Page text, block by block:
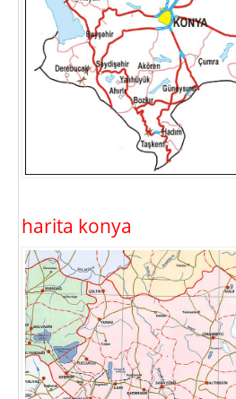
harita konya